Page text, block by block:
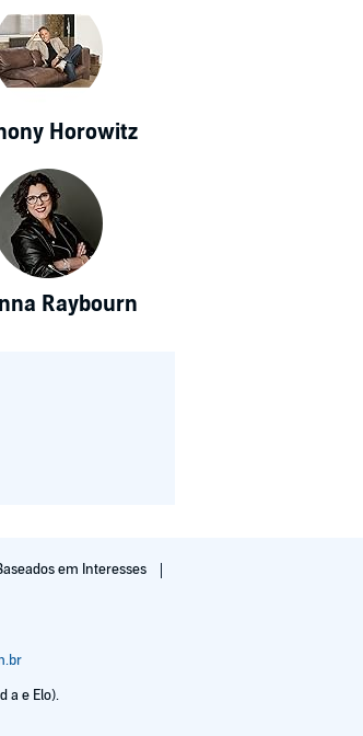
Horowitz
Raybourn
em Interesses
a e Elo).